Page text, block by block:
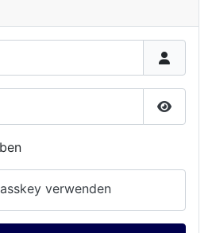
verwenden